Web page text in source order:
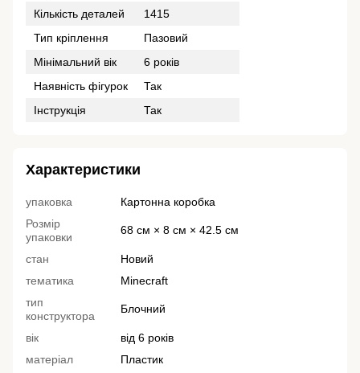
Кількість деталей
1415
Тип кріплення
Пазовий
Мінімальний вік
6 років
Наявність фігурок
Так
Інструкція
Так
Характеристики
упаковка
Картонна коробка
Розмір
упаковки
68 см × 8 см × 42.5 см
стан
Новий
тематика
Minecraft
тип
конструктора
Блочний
вік
від 6 років
матеріал
Пластик